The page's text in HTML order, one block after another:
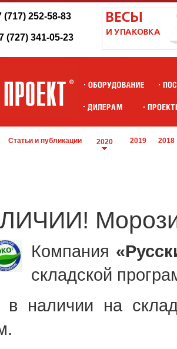
(717) 252-58-83
(727) 341-05-23
Статьи и публикации 2020 2019 2018
Компания
складской
в наличии на